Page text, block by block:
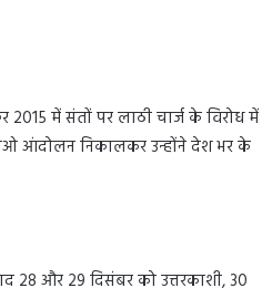
2015 में संतों पर लाठी चार्ज के विरोध में
आंदोलन निकालकर उन्होंने देश भर के
28 और 29 दिसंबर को उत्तरकाशी, 30